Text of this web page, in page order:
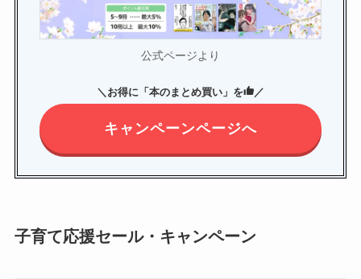
公式ページより
＼ お得に「本のまとめ買い」を ／
キャンペーンページへ
子育て応援セール・キャンペーン